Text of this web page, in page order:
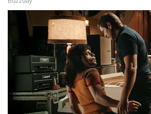
தனித்துவமான வாழ்க்கை
என்றுதான் கூற வேண்டும்.
சாஸ்திரத்தின்படி, ஓய்வை
விரும்பும் அந்த 4
அவர்கள் ஏன் அப்படி
என்பதன் சுவாரஸ்யமான
தெரிந்து கொள்ளலாம். இந்த